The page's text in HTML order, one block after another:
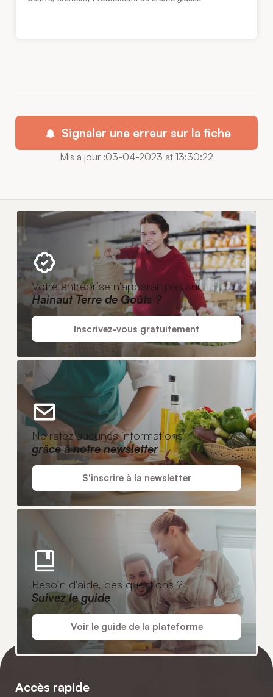
Signaler une erreur sur la fiche
Mis à jour :03-04-2023 at 13:30:22
Votre entreprise n'apparaît pas sur
Hainaut Terre de Goûts ?
Inscrivez-vous gratuitement
Ne ratez aucunes informations
grâce à notre newsletter
S'inscrire à la newsletter
Besoin d'aide, des questions ?
Suivez le guide
Voir le guide de la plateforme
Accès rapide